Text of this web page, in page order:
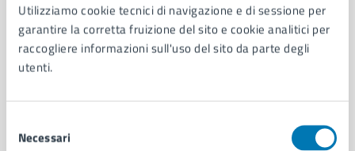
Utilizziamo cookie tecnici di navigazione e di sessione per
garantire la corretta fruizione del sito e cookie analitici per
raccogliere informazioni sull'uso del sito da parte degli
utenti.
delNecessari
AMMINISTRAZIONE
Aree amministrative
Organi di governo
Enti e fondazioni